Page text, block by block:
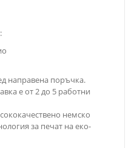
направена поръчка.
е от 2 до 5 работни
немско
за печат на еко-